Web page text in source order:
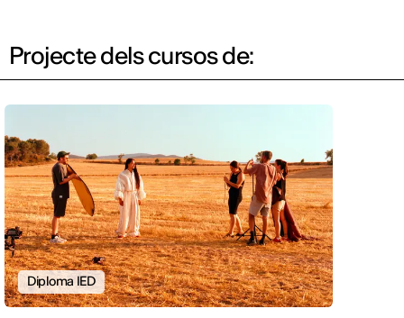
Projecte dels cursos de:
Diploma IED